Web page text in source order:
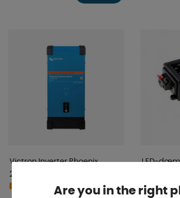
Victron Inverter Phoenix
24/1600 230V Smart
LED-
På lager
Are you in the right